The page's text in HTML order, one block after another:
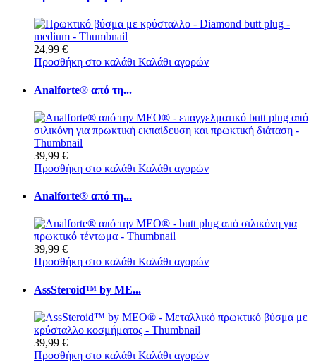
24,99 €
Προσθήκη στο καλάθι Καλάθι αγορών
Analforte® από τη...
39,99 €
Προσθήκη στο καλάθι Καλάθι αγορών
Analforte® από τη...
39,99 €
Προσθήκη στο καλάθι Καλάθι αγορών
AssSteroid™ by ME...
39,99 €
Προσθήκη στο καλάθι Καλάθι αγορών